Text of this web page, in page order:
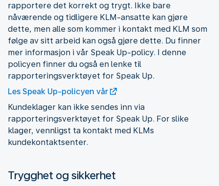
rapportere det korrekt og trygt. Ikke bare
nåværende og tidligere KLM-ansatte kan gjøre
dette, men alle som kommer i kontakt med KLM som
følge av sitt arbeid kan også gjøre dette. Du finner
mer informasjon i vår Speak Up-policy. I denne
policyen finner du også en lenke til
rapporteringsverktøyet for Speak Up.
Les Speak Up-policyen vår
Kundeklager kan ikke sendes inn via
rapporteringsverktøyet for Speak Up. For slike
klager, vennligst ta kontakt med KLMs
kundekontaktsenter.
Trygghet og sikkerhet